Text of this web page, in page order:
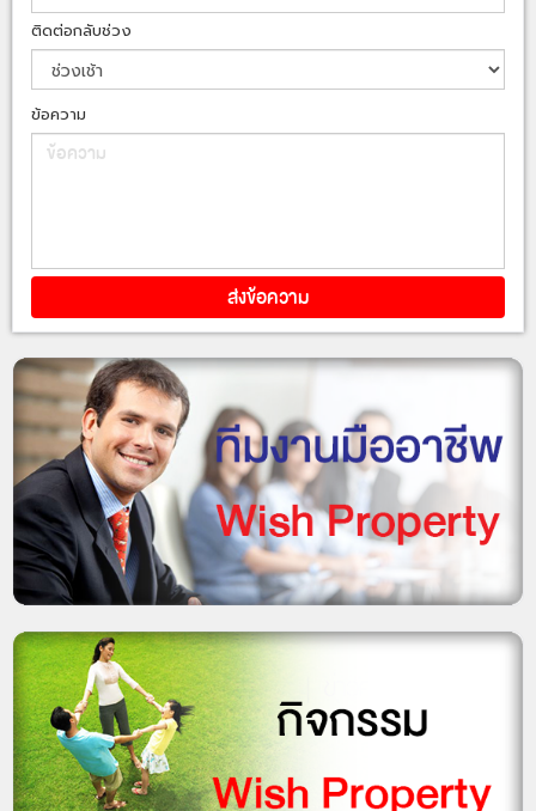
ติดต่อกลับช่วง
ข้อความ